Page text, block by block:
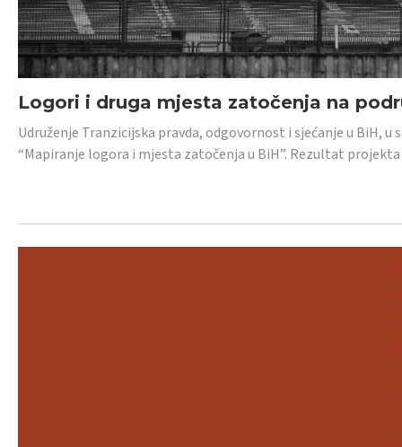
Logori i druga mjesta zatočenja na
Udruženje Tranzicijska pravda, odgovornost i sjećanje u BiH,
“Mapiranje logora i mjesta zatočenja u BiH”. Rezultat